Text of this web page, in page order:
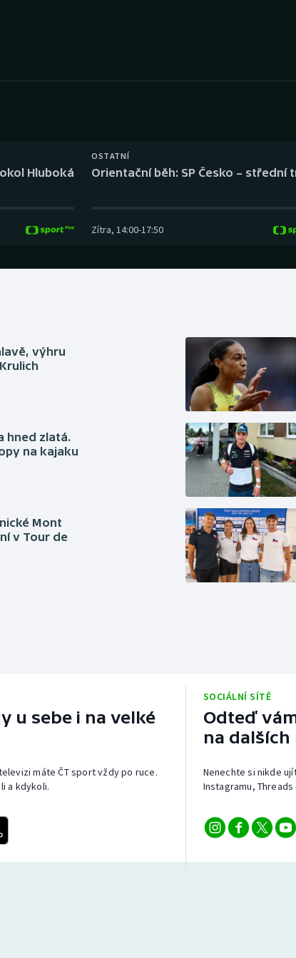
Plážový volejbal
Hluboká
OSTATNÍ
Orientační běh: SP Česko – střední
Zítra, 14:00-17:50
výhru
hned zlatá.
na kajaku
Mont
v Tour de
u sebe i na velké
máte ČT sport vždy po ruce.
a kdykoli.
SOCIÁLNÍ SÍTĚ
Odteď
na
Nenechte si nikde
Instagramu,